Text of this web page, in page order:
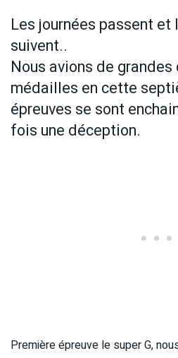
Les journées passent
suivent..
Nous avions de grandes
médailles en cette
épreuves se sont
fois une déception.
Première épreuve le super G,